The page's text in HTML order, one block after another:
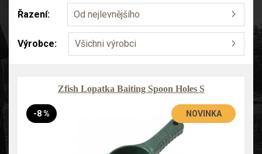
Řazení: Od nejlevnějšího
Výrobce: Všichni výrobci
Zfish Lopatka Baiting Spoon Holes S
-8 % NOVINKA